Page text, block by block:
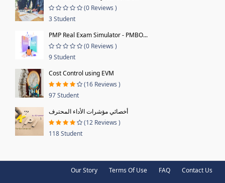
(0 Reviews )
3 Student
PMP Real Exam Simulator - PMBO...
(0 Reviews )
9 Student
Cost Control using EVM
(16 Reviews )
97 Student
أخصائي مؤشرات الأداء المحترف
(12 Reviews )
118 Student
Our Story Terms Of Use FAQ Contact Us